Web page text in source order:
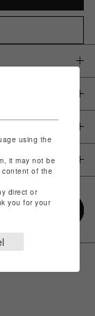
using the
it may not be
content of the
direct or
you for your